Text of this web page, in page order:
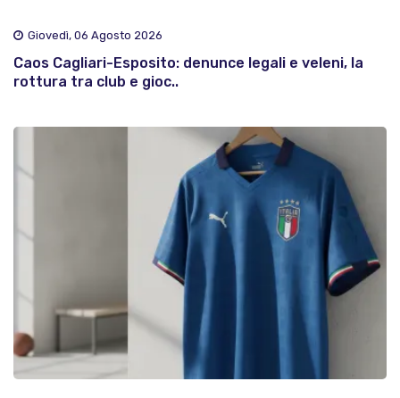
Giovedì, 06 Agosto 2026
Caos Cagliari-Esposito: denunce legali e veleni, la
rottura tra club e gioc..